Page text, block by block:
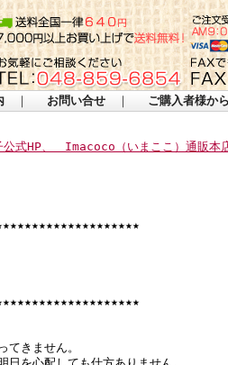
｜ お問い合せ ｜ ご購入者様か
公式HP、 Imacoco（いまここ）通販本
てきません。